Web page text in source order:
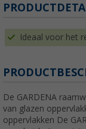
Ideaal voor het
De GARDENA
van glazen
oppervlakken De